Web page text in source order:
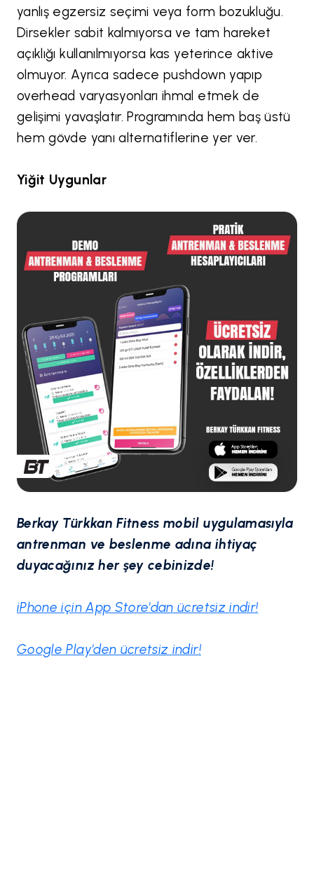
yanlış egzersiz seçimi veya form bozukluğu.
Dirsekler sabit kalmıyorsa ve tam hareket
açıklığı kullanılmıyorsa kas yeterince aktive
olmuyor. Ayrıca sadece pushdown yapıp
overhead varyasyonları ihmal etmek de
gelişimi yavaşlatır. Programında hem baş üstü
hem gövde yanı alternatiflerine yer ver.
Yiğit Uygunlar
Berkay Türkkan Fitness mobil uygulamasıyla
antrenman ve beslenme adına ihtiyaç
duyacağınız her şey cebinizde!
iPhone için App Store'dan ücretsizindir!
Google Play'den ücretsiz indir!